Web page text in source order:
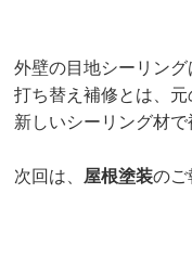
外壁の目地シーリング
打ち替え補修とは、
新しいシーリング材
次回は、 屋根塗装のご